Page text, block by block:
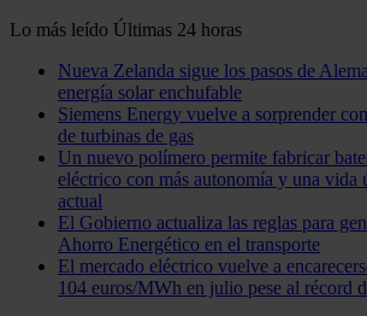
Lo más leído Últimas 24 horas
Nueva Zelanda sigue los pasos de
energía solar enchufable
Siemens Energy vuelve a sorprender
de turbinas de gas
Un nuevo polímero permite fabricar
eléctrico con más autonomía y una vida
actual
El Gobierno actualiza las reglas para
Ahorro Energético en el transporte
El mercado eléctrico vuelve a
104 euros/MWh en julio pese al récord